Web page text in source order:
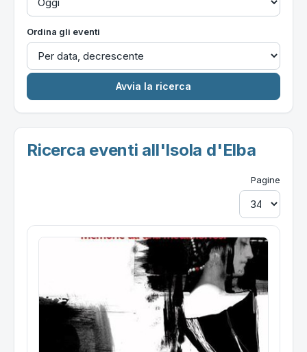
Ordina gli eventi
Ricerca eventi all'Isola d'Elba
Pagine